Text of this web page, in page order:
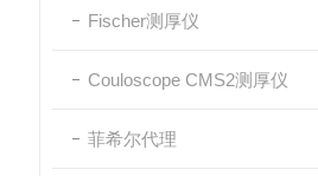
Fischer测厚仪
Couloscope CMS2测厚仪
菲希尔代理